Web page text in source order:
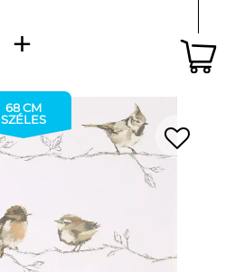
68 CM
SZÉLES